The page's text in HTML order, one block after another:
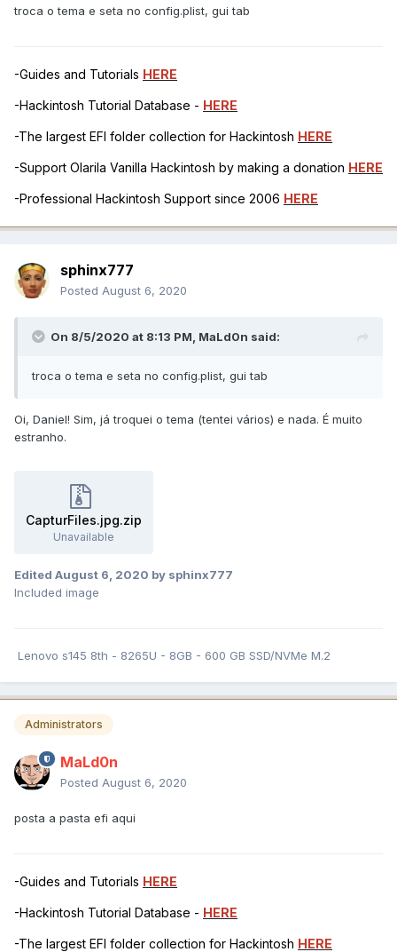
troca o tema e seta no config.plist, gui tab
-Guides and Tutorials HERE
-Hackintosh Tutorial Database - HERE
-The largest EFI folder collection for Hackintosh HERE
-Support Olarila Vanilla Hackintosh by making a donation HERE
-Professional Hackintosh Support since 2006 HERE
sphinx777
Posted August 6, 2020
On 8/5/2020 at 8:13 PM, MaLd0n said:
troca o tema e seta no config.plist, gui tab
Oi, Daniel! Sim, já troquei o tema (tentei vários) e nada. É muito
estranho.
CapturFiles.jpg.zip
Unavailable
Edited August 6, 2020 by sphinx777
Included image
Lenovo s145 8th - 8265U - 8GB - 600 GB SSD/NVMe M.2
Administrators
MaLd0n
Posted August 6, 2020
posta a pasta efi aqui
-Guides and Tutorials HERE
-Hackintosh Tutorial Database - HERE
-The largest EFI folder collection for Hackintosh HERE